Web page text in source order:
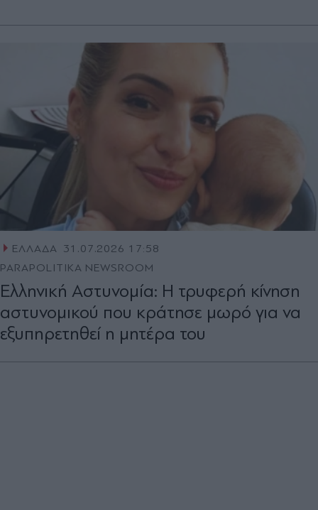
ΕΛΛΑΔΑ 31.07.2026 17:58
PARAPOLITIKA NEWSROOM
Ελληνική Αστυνομία: Η τρυφερή κίνηση
αστυνομικού που κράτησε μωρό για να
εξυπηρετηθεί η μητέρα του